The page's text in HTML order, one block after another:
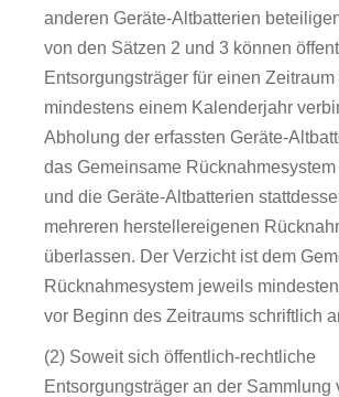
anderen Geräte-Altbatterien
von den Sätzen 2 und 3 können
Entsorgungsträger für einen
mindestens einem Kalenderjahr
Abholung der erfassten Geräte-
das Gemeinsame
und die Geräte-Altbatterien
mehreren herstellereigenen
überlassen. Der Verzicht ist dem
Rücknahmesystem jeweils
vor Beginn des Zeitraums schriftlich
(2) Soweit sich öffentlich-rechtliche
Entsorgungsträger an der Sammlung